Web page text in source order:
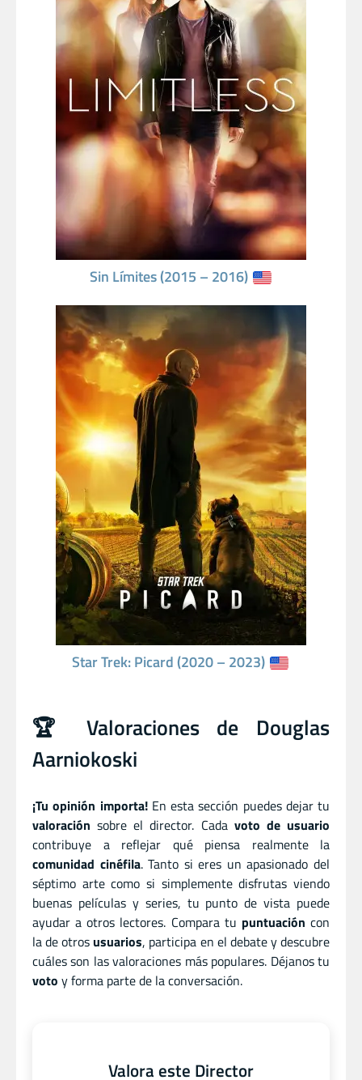
Sin Límites (2015 – 2016)
Star Trek: Picard (2020 – 2023)
🏆 Valoraciones de Douglas
Aarniokoski
¡Tu opinión importa!En esta sección puedes dejar tu
valoración sobre el director. Cada voto de usuario
contribuye a reflejar qué piensa realmente la
comunidad cinéfila. Tanto si eres un apasionado del
séptimo arte como si simplemente disfrutas viendo
buenas películas y series, tu punto de vista puede
ayudar a otros lectores. Compara tu puntuación con
la de otros usuarios, participa en el debate y descubre
cuáles son las valoraciones más populares. Déjanos tu
voto y forma parte de la conversación.
Valora este Director